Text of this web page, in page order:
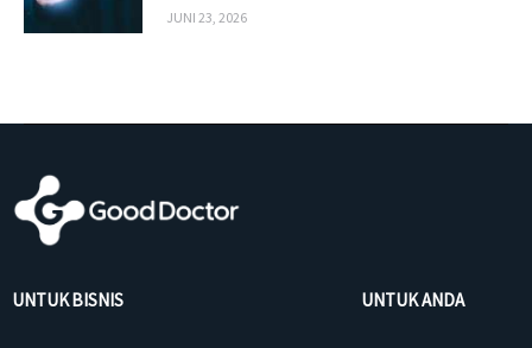
JUNI 23, 2026
UNTUK BISNIS UNTUK ANDA